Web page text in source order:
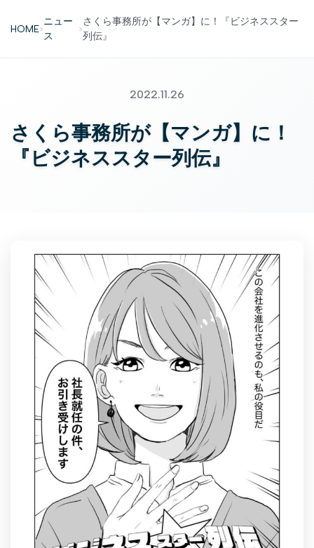
HOME>
ニュー
ス
>
さくら事務所が【マンガ】に！『ビジネススター
列伝』
2022.11.26
さくら事務所が【マンガ】に！
『ビジネススター列伝』